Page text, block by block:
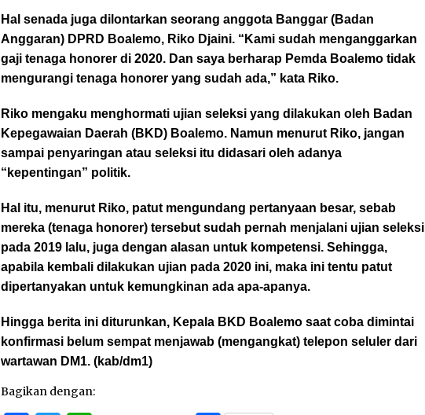
Hal senada juga dilontarkan seorang anggota Banggar (Badan
Anggaran) DPRD Boalemo, Riko Djaini. “Kami sudah menganggarkan
gaji tenaga honorer di 2020. Dan saya berharap Pemda Boalemo tidak
mengurangi tenaga honorer yang sudah ada,” kata Riko.
Riko mengaku menghormati ujian seleksi yang dilakukan oleh Badan
Kepegawaian Daerah (BKD) Boalemo. Namun menurut Riko, jangan
sampai penyaringan atau seleksi itu didasari oleh adanya
“kepentingan” politik.
Hal itu, menurut Riko, patut mengundang pertanyaan besar, sebab
mereka (tenaga honorer) tersebut sudah pernah menjalani ujian seleksi
pada 2019 lalu, juga dengan alasan untuk kompetensi. Sehingga,
apabila kembali dilakukan ujian pada 2020 ini, maka ini tentu patut
dipertanyakan untuk kemungkinan ada apa-apanya.
Hingga berita ini diturunkan, Kepala BKD Boalemo saat coba dimintai
konfirmasi belum sempat menjawab (mengangkat) telepon seluler dari
wartawan DM1. (kab/dm1)
Bagikan dengan: